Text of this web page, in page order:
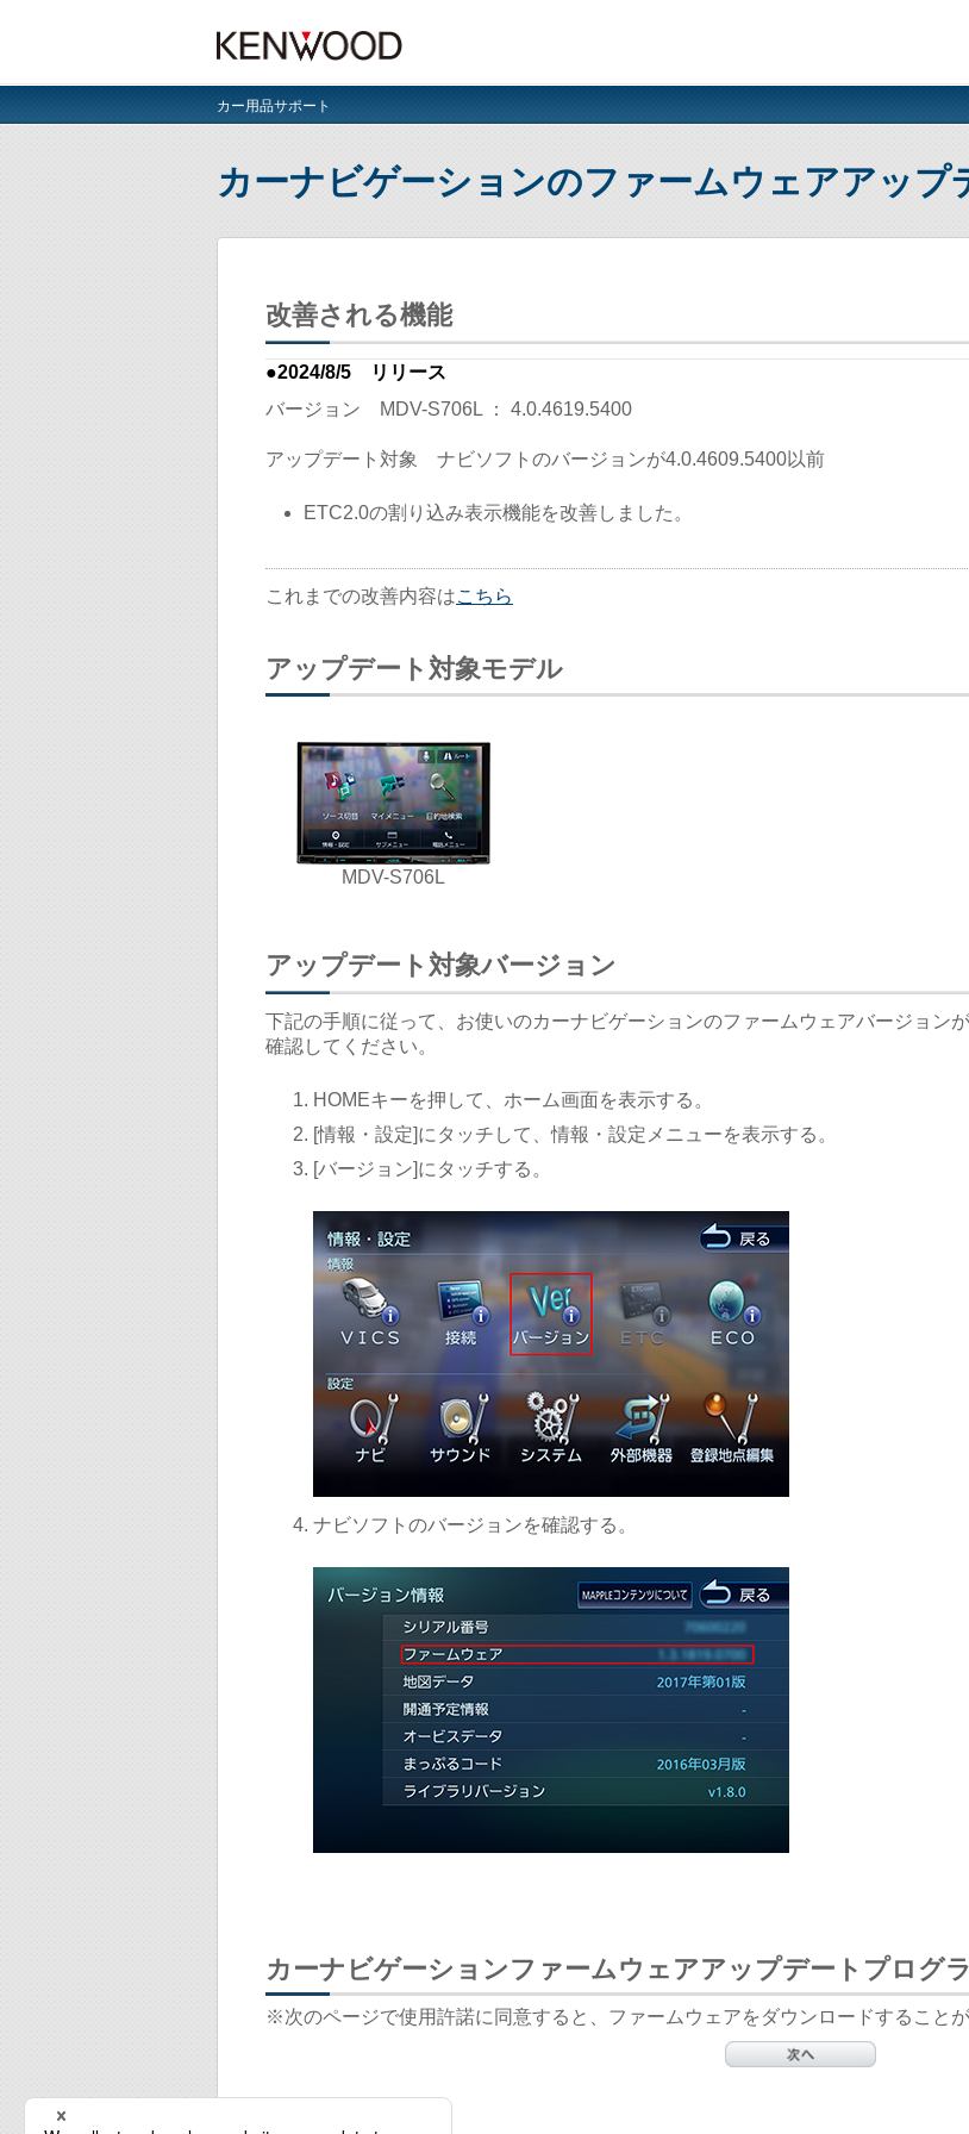
カー用品サポート
カーナビゲーションのファームウェアアップ
改善される機能
●2024/8/5 リリース
バージョン
MDV-S706L ： 4.0.4619.5400
アップデート対象 ナビソフトのバージョンが4.0.4609.5400以前
ETC2.0の割り込み表示機能を改善しました。
これまでの改善内容はこちら
アップデート対象モデル
MDV-S706L
アップデート対象バージョン
下記の手順に従って、お使いのカーナビゲーションのファームウェアバージョン
確認してください。
HOMEキーを押して、ホーム画面を表示する。
[情報・設定]にタッチして、情報・設定メニューを表示する。
[バージョン]にタッチする。
ナビソフトのバージョンを確認する。
カーナビゲーションファームウェアアップデートプログ
※次のページで使用許諾に同意すると、ファームウェアをダウンロードすることが